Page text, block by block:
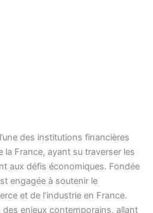
des institutions financières
la France, ayant su traverser les
aux défis économiques. Fondée
engagée à soutenir le
et de l’industrie en France.
des enjeux contemporains, allant